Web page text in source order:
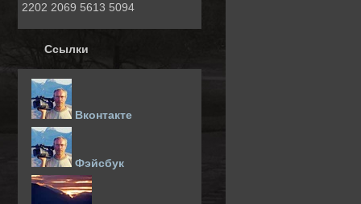
2202 2069 5613 5094
Ссылки
Вконтакте
Фэйсбук